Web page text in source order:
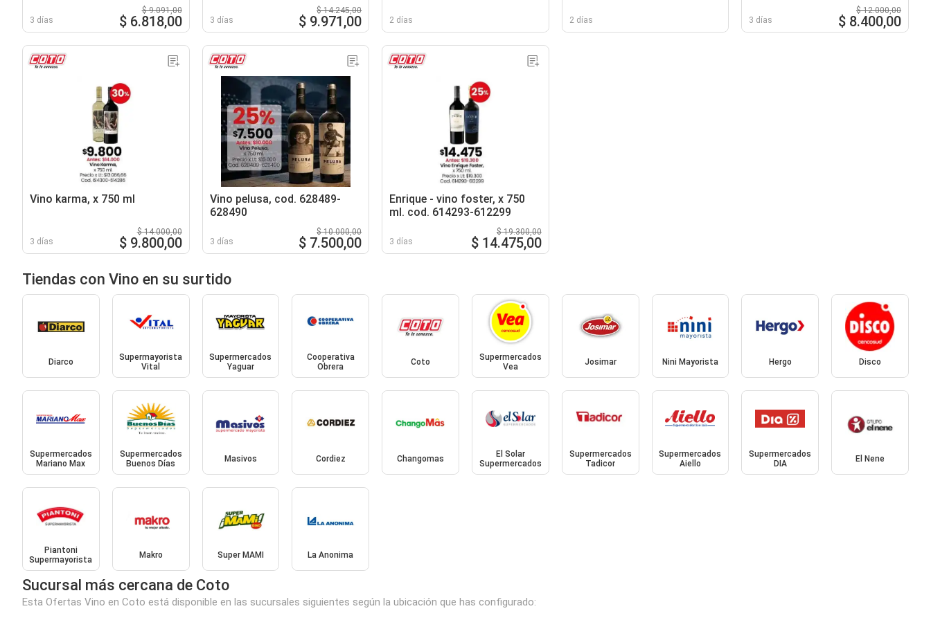
3 días
$ 9.091,00
$ 6.818,00 3 días
$ 14.245,00
$ 9.971,00 2 días 2 días 3 días
$ 12.000,00
$ 8.400,00
Vino karma, x 750 ml
3 días
$ 14.000,00
$ 9.800,00
Vino pelusa, cod. 628489-
628490
3 días
$ 10.000,00
$ 7.500,00
Enrique - vino foster, x 750
ml. cod. 614293-612299
3 días
$ 19.300,00
$ 14.475,00
Tiendas con Vino en su surtido
Diarco
Supermayorista
Vital
Supermercados
Yaguar
Cooperativa
Obrera
Coto
Supermercados
Vea
Josimar Nini Mayorista Hergo Disco
Supermercados
Mariano Max
Supermercados
Buenos Días
Masivos Cordiez Changomas
El Solar
Supermercados
Supermercados
Tadicor
Supermercados
Aiello
Supermercados
DIA
El Nene
Piantoni
Supermayorista
Makro Super MAMI La Anonima
Sucursal más cercana de Coto
Esta Ofertas Vino en Coto está disponible en las sucursales siguientes según la ubicación que has configurado: